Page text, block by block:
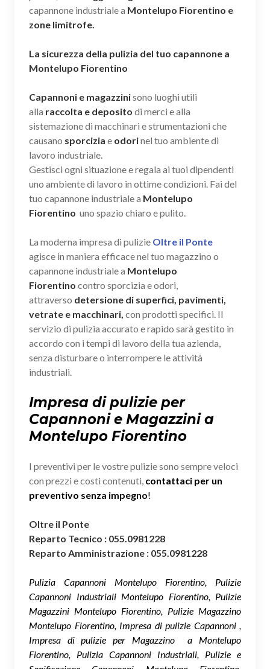
capannone industriale a Montelupo Fiorentino e
zone limitrofe.
La sicurezza della pulizia del tuo capannone a
Montelupo Fiorentino
Capannoni e magazzinisono luoghi utili
alla raccolta e deposito di merci e alla
sistemazione di macchinari e strumentazioni che
causano sporcizia e odorinel tuo ambiente di
lavoro industriale.
Gestisci ogni situazione e regala ai tuoi dipendenti
uno ambiente di lavoro in ottime condizioni. Fai del
tuo capannone industriale a Montelupo
Fiorentino uno spazio chiaro e pulito.
La moderna impresa di pulizie Oltre il Ponte
agisce in maniera efficace nel tuo magazzino o
capannone industriale a Montelupo
Fiorentino contro sporcizia e odori,
attraverso detersione di superfici, pavimenti,
vetrate e macchinari, con prodotti specifici. Il
servizio di pulizia accurato e rapido sarà gestito in
accordo con i tempi di lavoro della tua azienda,
senza disturbare o interrompere le attività
industriali.
Impresa di pulizie per
Capannoni e Magazzini a
Montelupo Fiorentino
I preventivi per le vostre pulizie sono sempre veloci
con prezzi e costi contenuti, contattaci per un
preventivo senza impegno!
Oltre il Ponte
Reparto Tecnico : 055.0981228
Reparto Amministrazione : 055.0981228
Pulizia Capannoni Montelupo Fiorentino, Pulizie
Capannoni Industriali Montelupo Fiorentino, Pulizie
Magazzini Montelupo Fiorentino, Pulizie Magazzino
Montelupo Fiorentino, Impresa di pulizie Capannoni ,
Impresa di pulizie per Magazzino a Montelupo
Fiorentino, Pulizia Capannoni Industriali, Pulizie e